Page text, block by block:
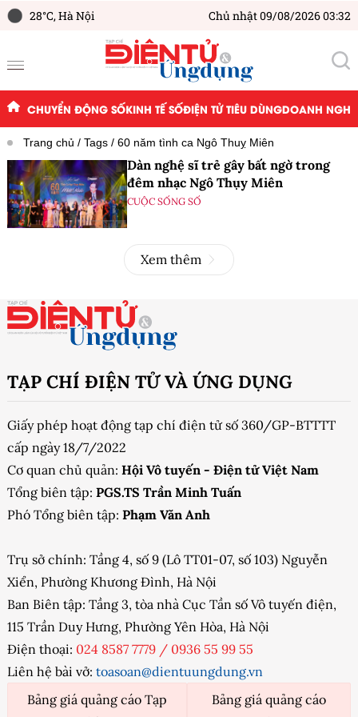
28°C,Hà Nội Chủ nhật 09/08/2026 03:32
CHUYỂN ĐỘNG SỐKINH TẾ SỐĐIỆN TỬ TIÊU DÙNGDOANH
Trang chủ Tags 60 năm tình ca Ngô Thuỵ Miên
Dàn nghệ sĩ trẻ gây bất ngờ trong
đêm nhạc Ngô Thụy Miên
CUỘC SỐNG SỐ
Xem thêm
TẠP CHÍ ĐIỆN TỬ VÀ ỨNG DỤNG
Giấy phép hoạt động tạp chí điện tử số 360/GP-BTTTT
cấp ngày 18/7/2022
Cơ quan chủ quản: Hội Vô tuyến - Điện tử Việt Nam
Tổng biên tập: PGS.TS Trần Minh Tuấn
Phó Tổng biên tập: Phạm Văn Anh
Trụ sở chính: Tầng 4, số 9 (Lô TT01-07, số 103) Nguyễn
Xiển, Phường Khương Đình, Hà Nội
Ban Biên tập: Tầng 3, tòa nhà Cục Tần số Vô tuyến điện,
115 Trần Duy Hưng, Phường Yên Hòa, Hà Nội
Điện thoại: 024 8587 7779 / 0936 55 99 55
Liên hệ bài vở: toasoan@dientuungdung.vn
Bảng giá quảng cáo Tạp
Bảng giá quảng cáo